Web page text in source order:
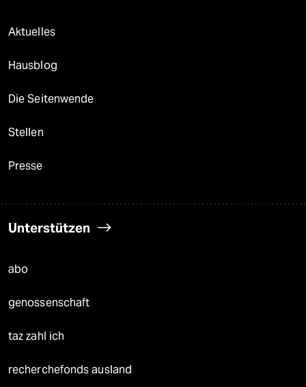
Aktuelles
Hausblog
Die Seitenwende
Stellen
Presse
Unterstützen
abo
genossenschaft
taz zahl ich
recherchefonds ausland